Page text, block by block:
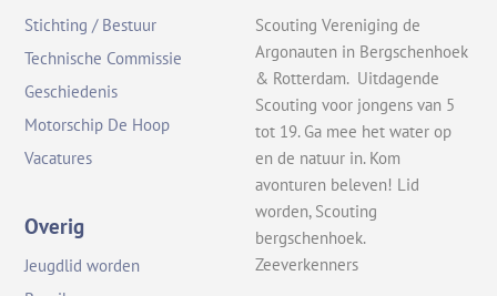
Stichting / Bestuur
Technische Commissie
Geschiedenis
Motorschip De Hoop
Vacatures
Overig
Jeugdlid worden
Scouting Vereniging de
Argonauten in Bergschenhoek
& Rotterdam. Uitdagende
Scouting voor jongens van 5
tot 19. Ga mee het water op
en de natuur in. Kom
avonturen beleven! Lid
worden, Scouting
bergschenhoek.
Zeeverkenners